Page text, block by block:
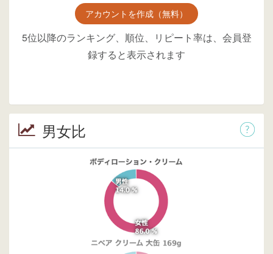
アカウントを作成（無料）
5位以降のランキング、順位、リピート率は、会員登
録すると表示されます
男女比